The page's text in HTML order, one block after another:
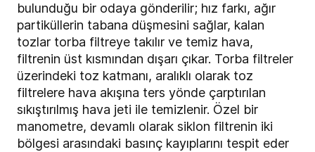
bulunduğu bir odaya gönderilir; hız farkı, ağır
partiküllerin tabana düşmesini sağlar, kalan
tozlar torba filtreye takılır ve temiz hava,
filtrenin üst kısmından dışarı çıkar. Torba filtreler
üzerindeki toz katmanı, aralıklı olarak toz
filtrelere hava akışına ters yönde çarptırılan
sıkıştırılmış hava jeti ile temizlenir. Özel bir
manometre, devamlı olarak siklon filtrenin iki
bölgesi arasındaki basınç kayıplarını tespit eder